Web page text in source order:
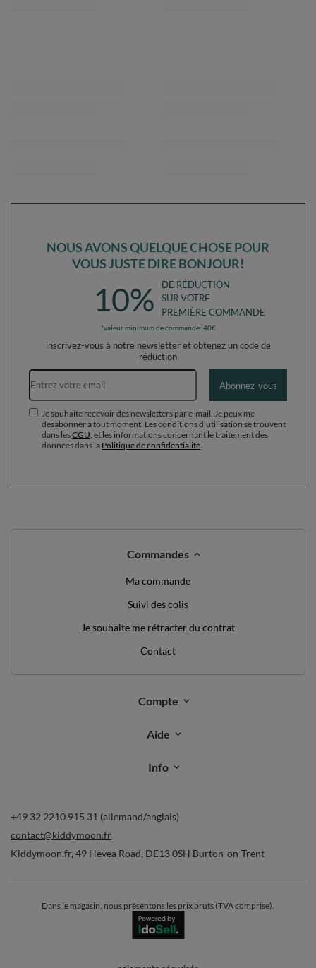
NOUS AVONS QUELQUE CHOSE POUR
VOUS JUSTE DIRE BONJOUR!
10%
DE RÉDUCTION
SUR VOTRE
PREMIÈRE COMMANDE
*valeur minimum de commande: 40€
inscrivez-vous à notre newsletter et obtenez un code de
réduction
Adresse e-mail
Abonnez-vous
Je souhaite recevoir des newsletters par e-mail. Je peux me
désabonner à tout moment. Les conditions d’utilisation se trouvent
dans lesCGU , et les informations concernant le traitement des
données dans la Politique de confidentialité
Commandes
Ma commande
Suivi des colis
Je souhaite me rétracter du contrat
Contact
Compte
Aide
Info
+49 32 2210 915 31 (allemand/anglais)
contact@kiddymoon.fr
Kiddymoon.fr, 49 Hevea Road, DE13 0SH Burton-on-Trent
Dans le magasin, nous présentons les prix bruts (TVA comprise).